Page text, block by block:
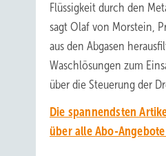
Flüssigkeit durch den
sagt Olaf von Morstein,
aus den Abgasen
Waschlösungen zum
über die Steuerung der
Die spannendsten
über alle Abo-